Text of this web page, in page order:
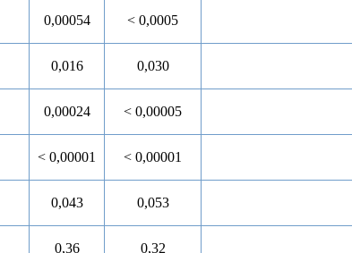
0,00054 < 0,0005
0,016 0,030
0,00024 < 0,00005
< 0,00001 < 0,00001
0,043 0,053
0,36 0,32